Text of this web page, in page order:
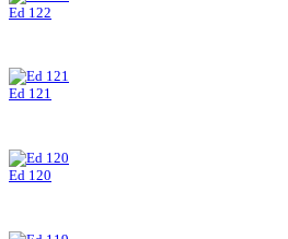
Ed 122
Ed 121
Ed 120